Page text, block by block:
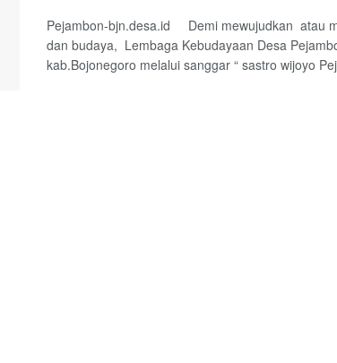
Pejambon-bjn.desa.id Demi mewujudkan atau
dan budaya, Lembaga Kebudayaan Desa
kab.Bojonegoro melalui sanggar “ sastro wijoyo